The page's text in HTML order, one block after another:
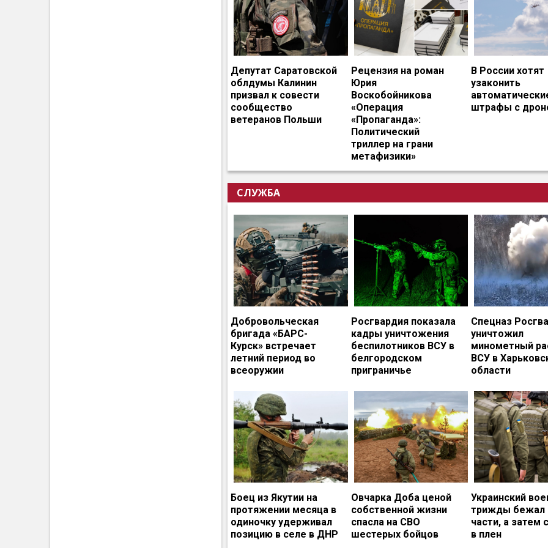
Депутат Саратовской
облдумы Калинин
призвал к совести
сообщество
ветеранов Польши
Рецензия на роман
Юрия
Воскобойникова
«Операция
«Пропаганда»:
Политический
триллер на грани
метафизики»
В России хотят
узаконить
штрафы с
СЛУЖБА
Добровольческая
бригада «БАРС-
Курск» встречает
летний период во
всеоружии
Росгвардия показала
кадры уничтожения
беспилотников ВСУ в
белгородском
приграничье
Спецназ
уничтожил
минометный
ВСУ в
области
Боец из Якутии на
протяжении месяца в
одиночку удерживал
позицию в селе в ДНР
Овчарка Доба ценой
собственной жизни
спасла на СВО
шестерых бойцов
Украинский
трижды бежал
части, а затем
в плен